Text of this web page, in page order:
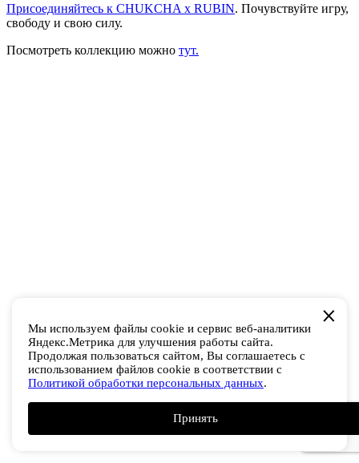
Присоединяйтесь к CHUKCHA x RUBIN. Почувствуйте игру,
свободу и свою силу.
Посмотреть коллекцию можно тут.
Мы используем файлы cookie и сервис веб-аналитики
Яндекс.Метрика для улучшения работы сайта.
Продолжая пользоваться сайтом, Вы соглашаетесь с
использованием файлов cookie в соответствии с
Политикой обработки персональных данных.
Принять